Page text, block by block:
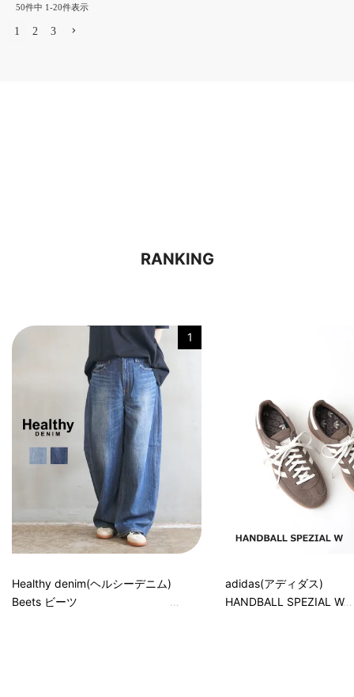
50件中 1-20件表示
1 2 3
RANKING
1
Healthy denim(ヘルシーデニム)
Beets ビーツ
adidas(アディダス)
HANDBALL SPEZIAL W